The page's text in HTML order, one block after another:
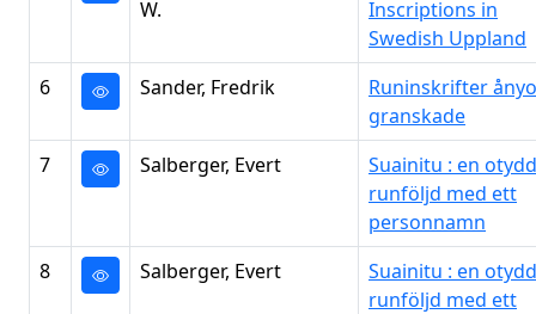
W.
Inscriptions in
Swedish Uppland
6
Sander, Fredrik
Runinskrifter ånyo
granskade
7
Salberger, Evert
Suainitu : en otydd
runföljd med ett
personnamn
8
Salberger, Evert
Suainitu : en otydd
runföljd med ett